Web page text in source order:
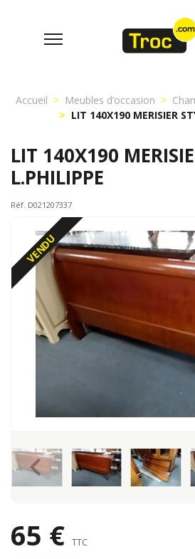
Accueil Meubles d’occasion
LIT 140X190 MERISIER
LIT 140X190
L.PHILIPPE
Réf. D021207337
VENDU
keyboard_arrow_left
65 € TTC